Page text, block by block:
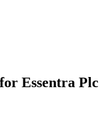
Essentra Plc